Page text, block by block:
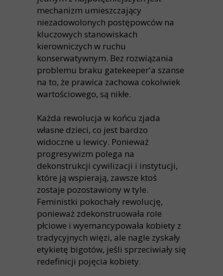
mechanizm umieszczający
niezadowolonych postępowców na
kluczowych stanowiskach
kierowniczych w ruchu
konserwatywnym. Bez rozwiązania
problemu braku gatekeeper'a szanse
na to, że prawica zachowa cokolwiek
wartościowego, są nikłe.
Każda rewolucja w końcu zjada
własne dzieci, co jest bardzo
widoczne u lewicy. Ponieważ
progresywizm polega na
dekonstrukcji cywilizacji i instytucji,
które ją wspierają, zawsze ktoś
zostaje pozostawiony w tyle.
Feministki pokochały rewolucję,
ponieważ zdekonstruowała role
płciowe i wyemancypowała kobiety z
tradycyjnych więzi, ale nagle zyskały
etykietę bigotów, jeśli sprzeciwiały się
redefinicji pojęcia kobiety.